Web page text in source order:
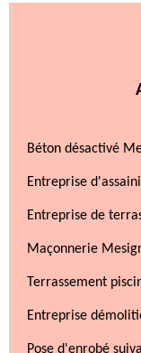
Béton désactivé
Entreprise
Entreprise de
Maçonnerie
Terrassement
Entreprise
Pose d'enrobé